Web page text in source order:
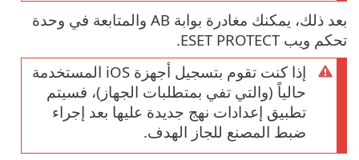
بعد ذلك، يمكنك مغادرة بوابة AB والمتابعة في وحدة
تحكم ويب ESET PROTECT.
إذا كنت تقوم بتسجيل أجهزة iOS المستخدمة
حالياً (والتي تفي بمتطلبات الجهاز)، فسيتم
تطبيق إعدادات نهج جديدة عليها بعد إجراء
ضبط المصنع للجاز الهدف.